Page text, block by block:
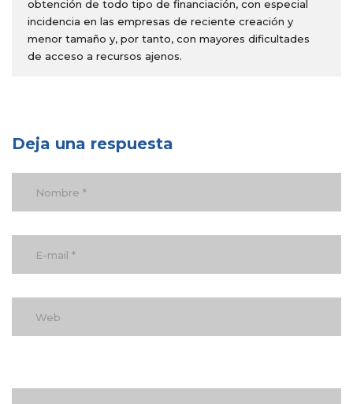
obtención de todo tipo de financiación, con especial
incidencia en las empresas de reciente creación y
menor tamaño y, por tanto, con mayores dificultades
de acceso a recursos ajenos.
Deja una respuesta